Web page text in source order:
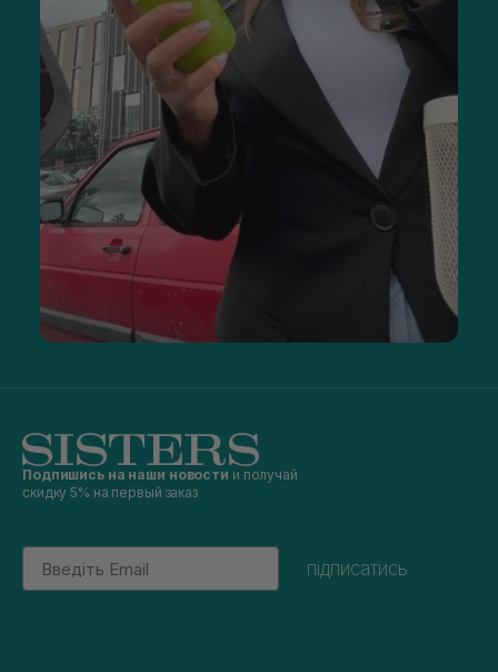
Подпишись на наши новости и получай
скидку 5% на первый заказ
Email
підписатись